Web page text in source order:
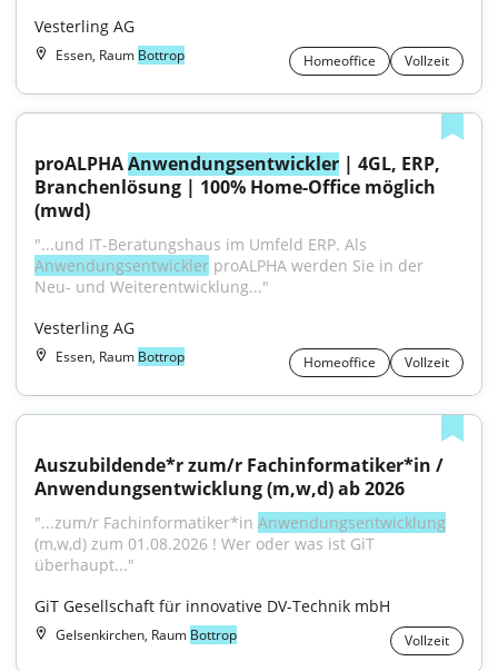
Vesterling AG
Essen, Raum Bottrop Homeoffice Vollzeit
proALPHA Anwendungsentwickler | 4GL, ERP,
Branchenlösung | 100% Home-Office möglich
(mwd)
Anwendungsentwickler proALPHA werden Sie in der
Neu- und Weiterentwicklung..."
Vesterling AG
Essen, Raum Bottrop Homeoffice Vollzeit
Auszubildende*r zum/r Fachinformatiker*in /
Anwendungsentwicklung (m,w,d) ab 2026
"...zum/r Fachinformatiker*in Anwendungsentwicklung
(m,w,d) zum 01.08.2026 ! Wer oder was ist GiT
überhaupt..."
GiT Gesellschaft für innovative DV-Technik mbH
Gelsenkirchen, Raum Bottrop Vollzeit